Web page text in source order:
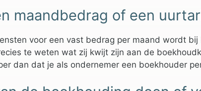
maandbedrag of een
voor een vast bedrag per maand wordt
te weten wat zij kwijt zijn aan de
dan dat je als ondernemer een boekhouder